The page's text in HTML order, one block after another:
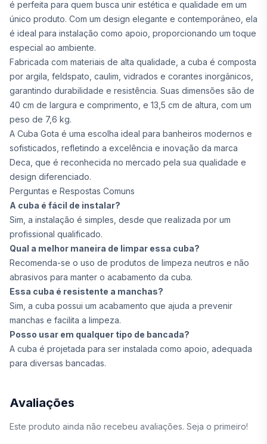
é perfeita para quem busca unir estética e qualidade em um
único produto. Com um design elegante e contemporâneo, ela
é ideal para instalação como apoio, proporcionando um toque
especial ao ambiente.
Fabricada com materiais de alta qualidade, a cuba é composta
por argila, feldspato, caulim, vidrados e corantes inorgânicos,
garantindo durabilidade e resistência. Suas dimensões são de
40 cm de largura e comprimento, e 13,5 cm de altura, com um
peso de 7,6 kg.
A Cuba Gota é uma escolha ideal para banheiros modernos e
sofisticados, refletindo a excelência e inovação da marca
Deca, que é reconhecida no mercado pela sua qualidade e
design diferenciado.
Perguntas e Respostas Comuns
A cuba é fácil de instalar?
Sim, a instalação é simples, desde que realizada por um
profissional qualificado.
Qual a melhor maneira de limpar essa cuba?
Recomenda-se o uso de produtos de limpeza neutros e não
abrasivos para manter o acabamento da cuba.
Essa cuba é resistente a manchas?
Sim, a cuba possui um acabamento que ajuda a prevenir
manchas e facilita a limpeza.
Posso usar em qualquer tipo de bancada?
A cuba é projetada para ser instalada como apoio, adequada
para diversas bancadas.
Avaliações
Este produto ainda não recebeu avaliações. Seja o primeiro!